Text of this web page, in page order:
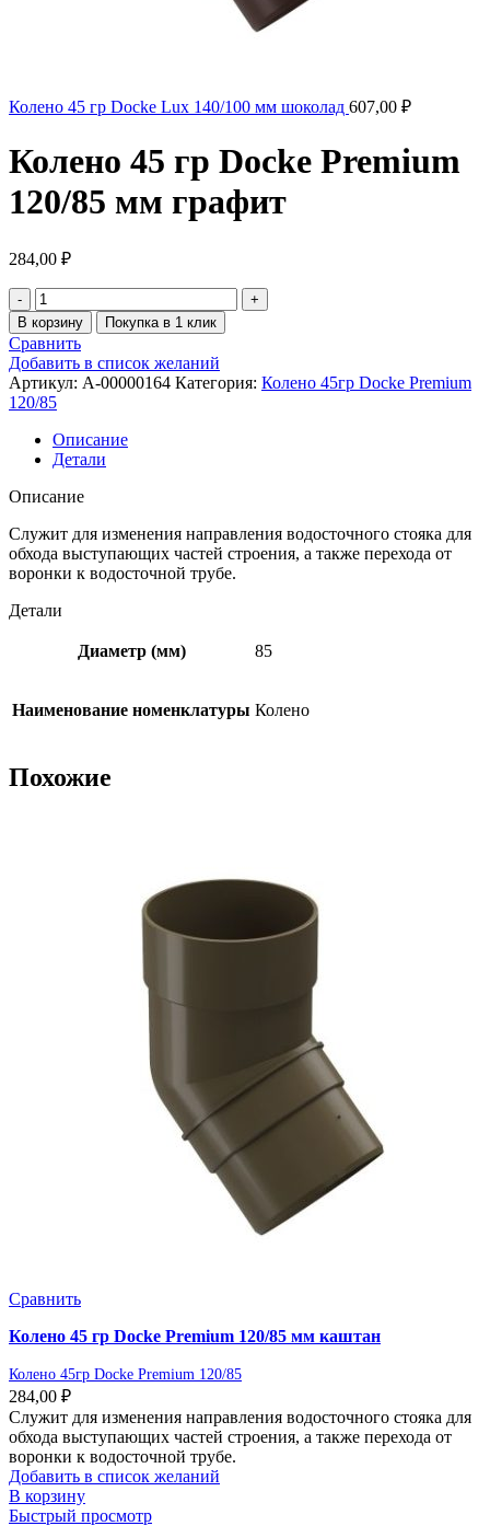
Колено 45 гр Docke Lux 140/100 мм шоколад 607,00 ₽
Колено 45 гр Docke Premium
120/85 мм графит
284,00 ₽
В корзину Покупка в 1 клик
Сравнить
Добавить в список желаний
Артикул: A-00000164 Категория: Колено 45гр Docke Premium
120/85
Описание
Детали
Описание
Служит для изменения направления водосточного стояка для
обхода выступающих частей строения, а также перехода от
воронки к водосточной трубе.
Детали
Диаметр (мм) 85
Наименование номенклатуры Колено
Похожие
Сравнить
Колено 45 гр Docke Premium 120/85 мм каштан
Колено 45гр Docke Premium 120/85
284,00 ₽
Служит для изменения направления водосточного стояка для
обхода выступающих частей строения, а также перехода от
воронки к водосточной трубе.
Добавить в список желаний
В корзину
Быстрый просмотр